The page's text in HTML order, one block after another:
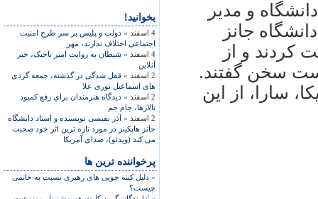
بخوانید!
4 اسفند »
دولت و پلیس بر سر طرح امنیت
اجتماعی اختلاف ندارند، مهر
4 اسفند »
شیطان به روایت امیر تاجیک، خبر
آنلاین
2 اسفند »
قفل شدگی در گذشته، جمعه گردی
های اسماعيل نوری علا
2 اسفند »
ديدگاه‌ هنرمندان براي رفع كمبود
تالارها، جام جم
2 اسفند »
آذر نفیسی نویسنده و استاد دانشگاه
جانز هاپکینز در مورد تازه ترین اثر خود صحبت
می کند (ویدئو)، صدای آمریکا
پرخواننده ترین ها
» دلیل کینه جویی های رهبری نسبت به خاتمی
چیست؟
و مدیر
جانز
کردند و از
سخن گفتند.
سارا، از اين